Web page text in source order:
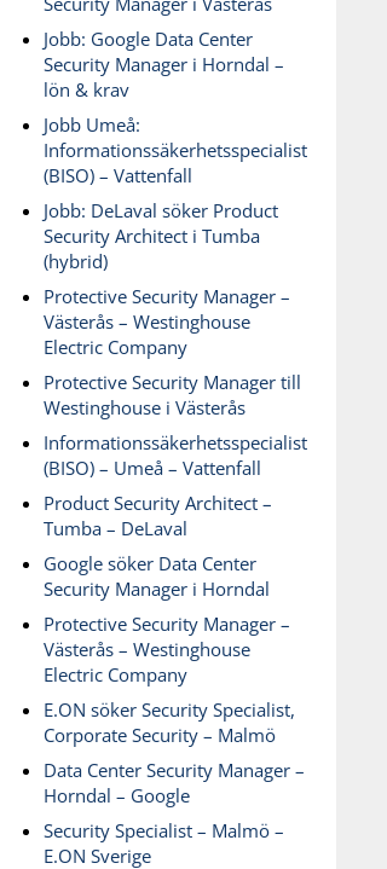
Jobb: Google Data Center
Security Manager i Horndal –
lön & krav
Jobb Umeå:
Informationssäkerhetsspecialist
(BISO) – Vattenfall
Jobb: DeLaval söker Product
Security Architect i Tumba
(hybrid)
Protective Security Manager –
Västerås – Westinghouse
Electric Company
Protective Security Manager till
Westinghouse i Västerås
Informationssäkerhetsspecialist
(BISO) – Umeå – Vattenfall
Product Security Architect –
Tumba – DeLaval
Google söker Data Center
Security Manager i Horndal
Protective Security Manager –
Västerås – Westinghouse
Electric Company
E.ON söker Security Specialist,
Corporate Security – Malmö
Data Center Security Manager –
Horndal – Google
Security Specialist – Malmö –
E.ON Sverige